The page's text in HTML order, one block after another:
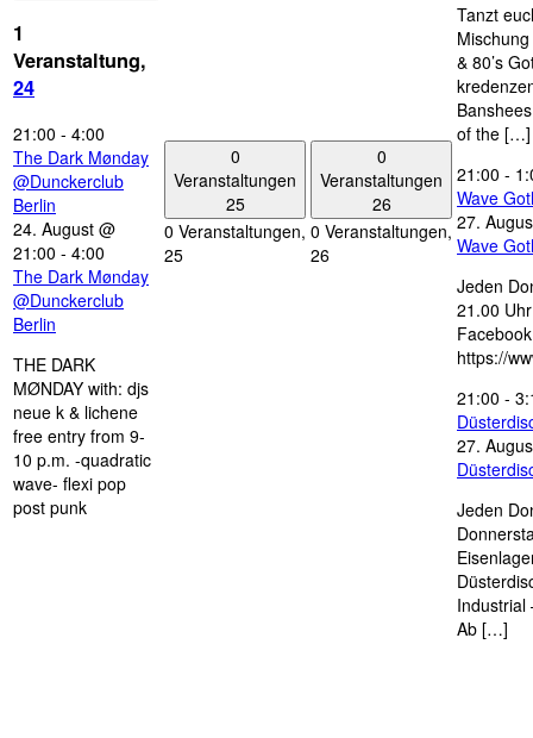
1
Veranstaltung,
24
21:00 - 4:00
The Dark Mønday
@Dunckerclub
Berlin
24. August @
21:00 - 4:00
The Dark Mønday
@Dunckerclub
Berlin
THE DARK
MØNDAY with: djs
neue k & lichene
free entry from 9-
10 p.m. -quadratic
wave- flexi pop
post punk
0
Veranstaltungen
25
0 Veranstaltungen,
25
0
Veranstaltungen
26
0 Veranstaltungen,
26
Tanzt
& 80’s
of the […]
21:00 -
Wave
27.
Wave
Jeden
21.00
https://
21:00 -
27.
Jeden
Industrial
Ab […]